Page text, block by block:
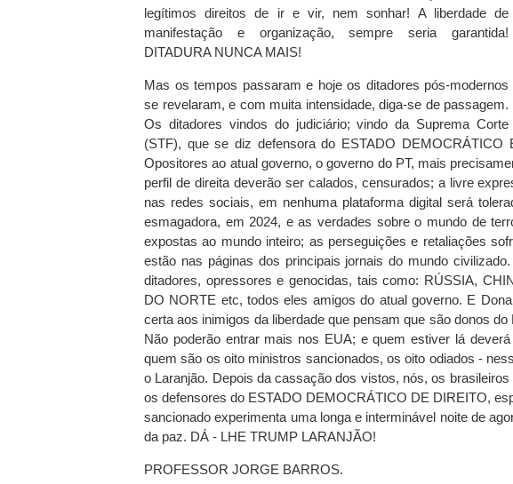
legítimos direitos de ir e vir, nem sonhar! A liberdade de
manifestação e organização, sempre seria garantida!
DITADURA NUNCA MAIS!
Mas os tempos passaram e hoje os ditadores pós-modernos
se revelaram, e com muita intensidade, diga-se de passagem.
Os ditadores vindos do judiciário; vindo da Suprema Corte
(STF), que se diz defensora do ESTADO
Opositores ao atual governo, o governo do PT, mais
perfil de direita deverão ser calados, censurados; a livre
nas redes sociais, em nenhuma plataforma digital será
esmagadora, em 2024, e as verdades sobre o mundo de
expostas ao mundo inteiro; as perseguições e retaliações
estão nas páginas dos principais jornais do mundo
ditadores, opressores e genocidas, tais como: RÚSSIA,
DO NORTE etc, todos eles amigos do atual governo. E
certa aos inimigos da liberdade que pensam que são donos
Não poderão entrar mais nos EUA; e quem estiver lá
quem são os oito ministros sancionados, os oito odiados -
o Laranjão. Depois da cassação dos vistos, nós, os
os defensores do ESTADO DEMOCRÁTICO DE DIREITO,
sancionado experimenta uma longa e interminável noite de
da paz. DÁ - LHE TRUMP LARANJÃO!
PROFESSOR JORGE BARROS.